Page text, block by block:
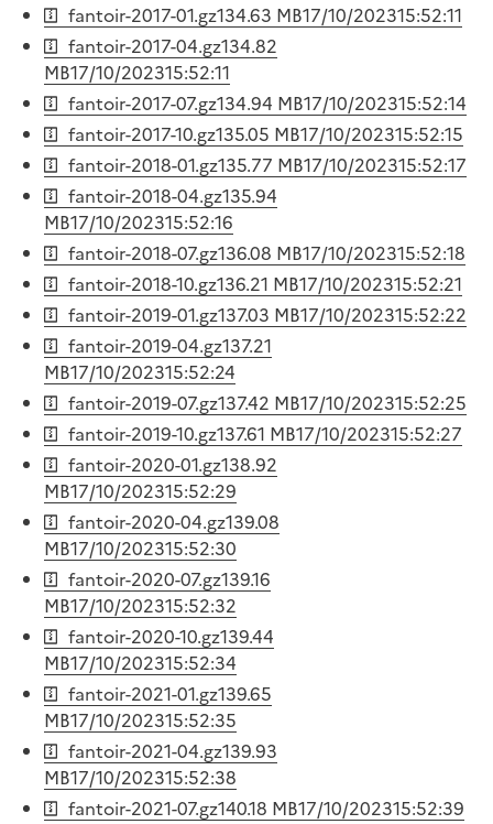
fantoir-2017-01.gz134.63 MB17/10/202315:52:11
fantoir-2017-04.gz134.82
MB17/10/202315:52:11
fantoir-2017-07.gz134.94 MB17/10/202315:52:14
fantoir-2017-10.gz135.05 MB17/10/202315:52:15
fantoir-2018-01.gz135.77 MB17/10/202315:52:17
fantoir-2018-04.gz135.94
MB17/10/202315:52:16
fantoir-2018-07.gz136.08 MB17/10/202315:52:18
fantoir-2018-10.gz136.21 MB17/10/202315:52:21
fantoir-2019-01.gz137.03 MB17/10/202315:52:22
fantoir-2019-04.gz137.21
MB17/10/202315:52:24
fantoir-2019-07.gz137.42 MB17/10/202315:52:25
fantoir-2019-10.gz137.61 MB17/10/202315:52:27
fantoir-2020-01.gz138.92
MB17/10/202315:52:29
fantoir-2020-04.gz139.08
MB17/10/202315:52:30
fantoir-2020-07.gz139.16
MB17/10/202315:52:32
fantoir-2020-10.gz139.44
MB17/10/202315:52:34
fantoir-2021-01.gz139.65
MB17/10/202315:52:35
fantoir-2021-04.gz139.93
MB17/10/202315:52:38
fantoir-2021-07.gz140.18 MB17/10/202315:52:39